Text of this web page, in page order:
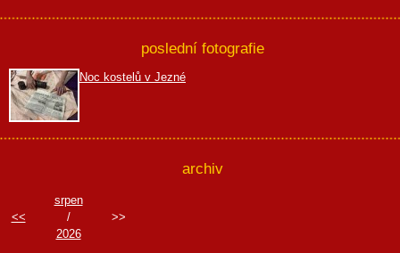
poslední fotografie
Noc kostelů v Jezné
archiv
<<
srpen
/
2026
>>